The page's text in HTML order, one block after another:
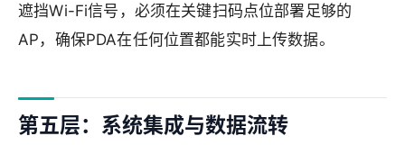
遮挡Wi-Fi信号，必须在关键扫码点位部署足够的
AP，确保PDA在任何位置都能实时上传数据。
第五层：系统集成与数据流转